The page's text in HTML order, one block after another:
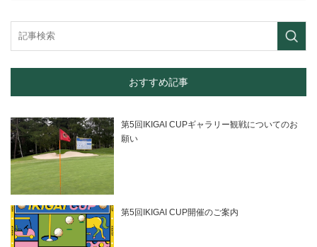
おすすめ記事
第5回IKIGAI CUPギャラリー観戦についてのお
願い
第5回IKIGAI CUP開催のご案内